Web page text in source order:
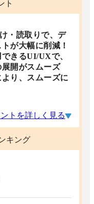
ト
・読取りで、デ
が大幅に削減！
きるUI/UXで、
開がスムーズ
り、スムーズに
トを詳しく見る
キング